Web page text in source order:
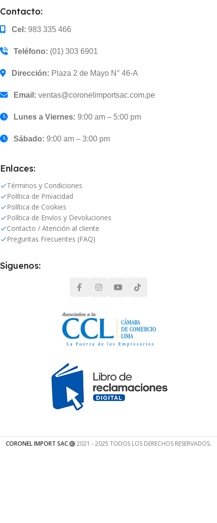
Contacto:
Cel: 983 335 466
Teléfono: (01) 303 6901
Dirección: Plaza 2 de Mayo N° 46-A
Email: ventas@coronelimportsac.com.pe
Lunes a Viernes: 9:00 am – 5:00 pm
Sábado: 9:00 am – 3:00 pm
Enlaces:
Términos y Condiciones
Política de Privacidad
Política de Cookies
Política de Envíos y Devoluciones
Contacto / Atención al cliente
Preguntas Frecuentes (FAQ)
Siguenos:
CORONEL IMPORT SAC 2021 - 2025 TODOS LOS DERECHOS RESERVADOS.